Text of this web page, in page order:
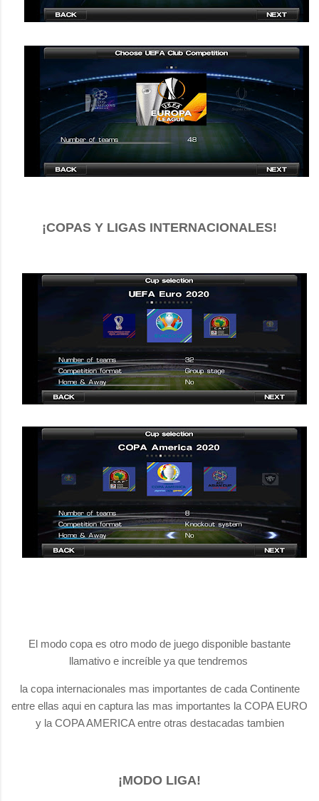
¡COPAS Y LIGAS INTERNACIONALES!
El modo copa es otro modo de juego disponible bastante
llamativo e increíble ya que tendremos
la copa internacionales mas importantes de cada Continente
entre ellas aqui en captura las mas importantes la COPA EURO
y la COPA AMERICA entre otras destacadas tambien
¡MODO LIGA!